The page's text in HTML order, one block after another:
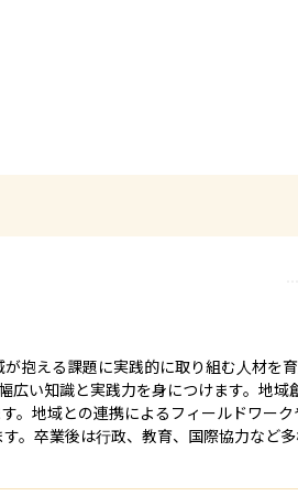
抱える課題に実践的に取り組む人材を
い知識と実践力を身につけます。地
。地域との連携によるフィールドワー
。卒業後は行政、教育、国際協力など